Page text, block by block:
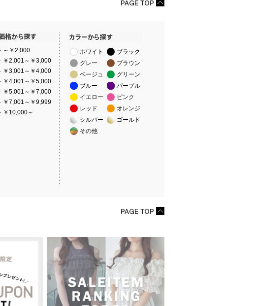
～￥2,000
￥2,001～￥3,000
￥3,001～￥4,000
￥4,001～￥5,000
￥5,001～￥7,000
￥7,001～￥9,999
￥10,000～
ホワイト
ブラック
グレー
ブラウン
ベージュ
グリーン
ブルー
パープル
イエロー
ピンク
レッド
オレンジ
シルバー
ゴールド
その他